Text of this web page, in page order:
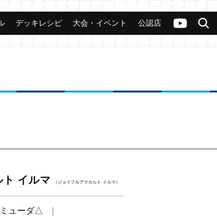
ヴァンガードch
検索
カード 大会 公認店舗 その他
デッキレシピ 大会・イベント 公認店
イルマ （ジョイフルアラカルト イルマ）
ューダ△